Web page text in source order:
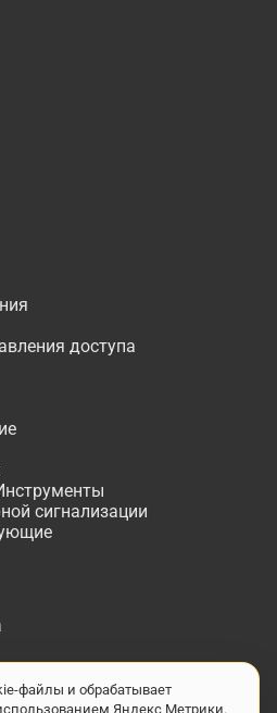
доступа
сигнализации
файлы и обрабатывает
Яндекс Метрики.